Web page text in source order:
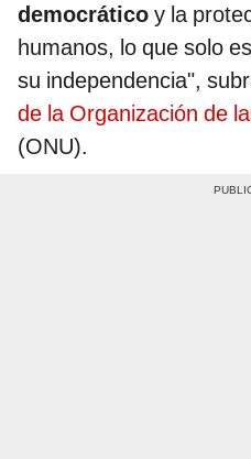
democrático y la
humanos, lo que solo
su independencia",
de la Organización de
(ONU).